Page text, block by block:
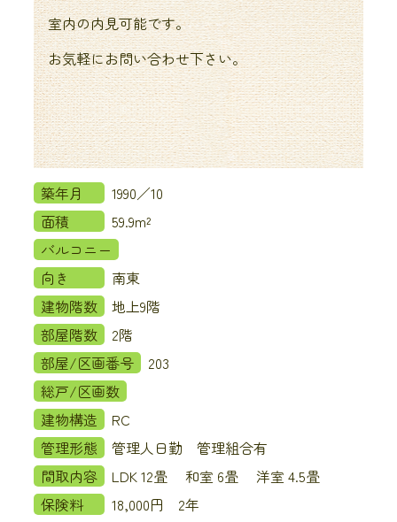
室内の内見可能です。
お気軽にお問い合わせ下さい。
築年月
1990／10
面積
59.9m²
バルコニー
向き
南東
建物階数
地上9階
部屋階数
2階
部屋/区画番号
203
総戸/区画数
建物構造
RC
管理形態
管理人日勤 管理組合有
間取内容
LDK 12畳 和室 6畳 洋室 4.5畳
保険料
18,000円 2年